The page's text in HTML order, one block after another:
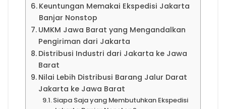
Keuntungan Memakai Ekspedisi Jakarta
Banjar Nonstop
UMKM Jawa Barat yang Mengandalkan
Pengiriman dari Jakarta
Distribusi Industri dari Jakarta ke Jawa
Barat
Nilai Lebih Distribusi Barang Jalur Darat
Jakarta ke Jawa Barat
Siapa Saja yang Membutuhkan Ekspedisi